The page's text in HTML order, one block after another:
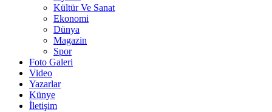
Kültür Ve Sanat
Ekonomi
Dünya
Magazin
Spor
Foto Galeri
Video
Yazarlar
Künye
İletişim